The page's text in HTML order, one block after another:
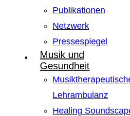
Publikationen
Netzwerk
Pressespiegel
Musik und
Gesundheit
Lehrambulanz
Healing